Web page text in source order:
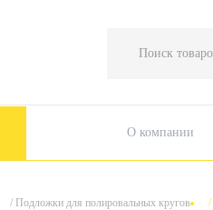
товаров
О компании
/ Подложки для полировальных кругов /